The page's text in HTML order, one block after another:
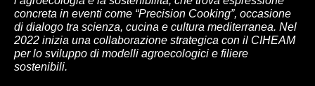
concreta in eventi come “Precision Cooking”, occasione
di dialogo tra scienza, cucina e cultura mediterranea. Nel
2022 inizia una collaborazione strategica con il CIHEAM
per lo sviluppo di modelli agroecologici e filiere
sostenibili.